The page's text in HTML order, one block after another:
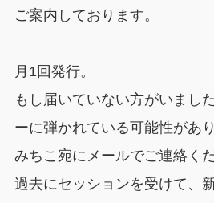
ご案内しております。
月1回発行。
もし届いていない方がいまし
ーに弾かれている可能性があ
みちこ宛にメールでご連絡くだ
過去にセッションを受けて、